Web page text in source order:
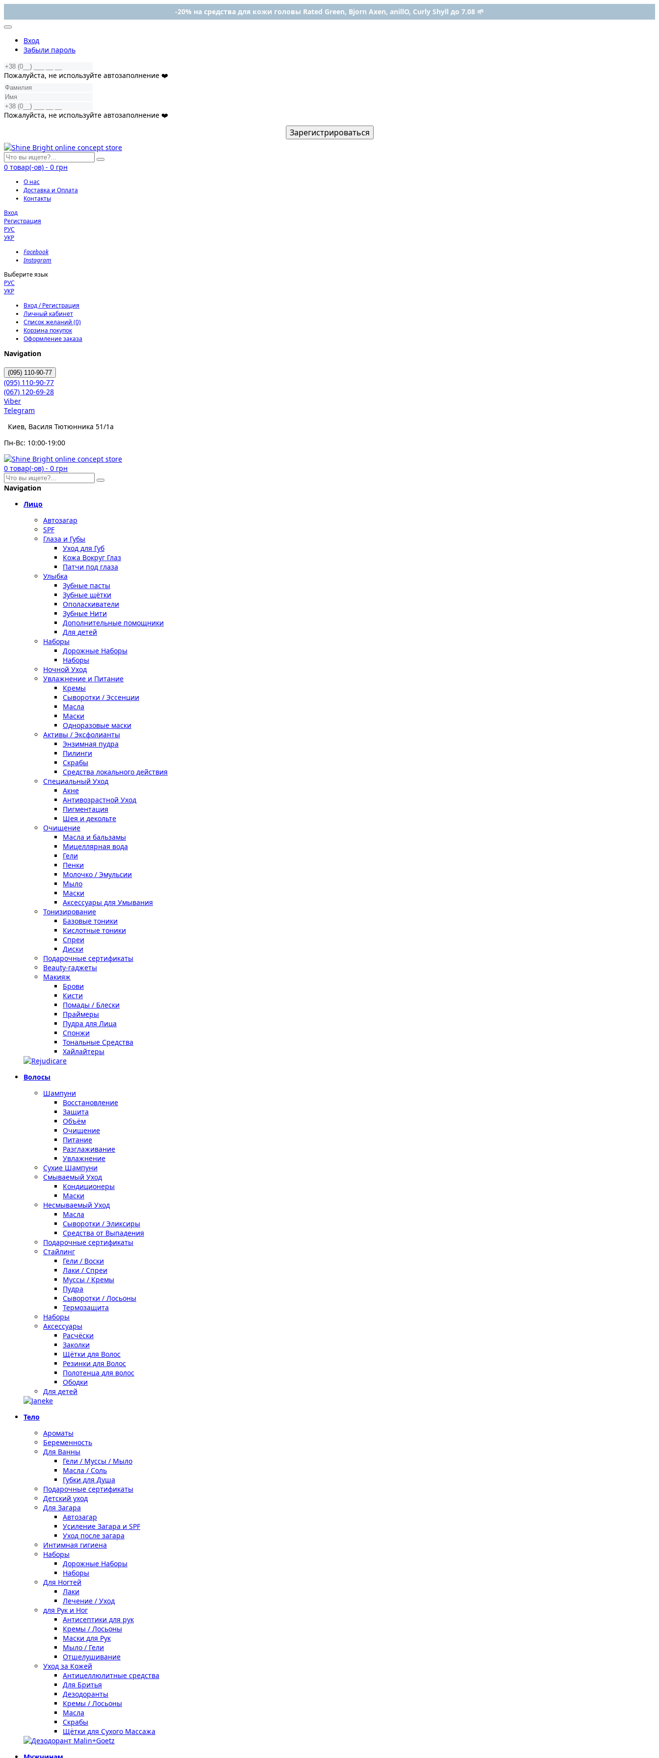
-20% на средства для кожи головы Rated Green, Bjorn Axen, anillO, Curly Shyll до 7.08 🌱
Вход
Забыли пароль
Пожалуйста, не используйте автозаполнение ❤️
Пожалуйста, не используйте автозаполнение ❤️
Зарегистрироваться
0 товар(-ов) - 0 грн
О нас
Доставка и Оплата
Контакты
Вход
Регистрация
РУС
УКР
Facebook
Instagram
Выберите язык
РУС
УКР
Вход / Регистрация
Личный кабинет
Список желаний (0)
Корзина покупок
Оформление заказа
Navigation
(095) 110-90-77
(095) 110-90-77
(067) 120-69-28
Viber
Telegram
Киев, Василя Тютюнника 51/1а
Пн-Вс: 10:00-19:00
0 товар(-ов) - 0 грн
Navigation
Лицо
Автозагар
SPF
Глаза и Губы
Уход для Губ
Кожа Вокруг Глаз
Патчи под глаза
Улыбка
Зубные пасты
Зубные щётки
Ополаскиватели
Зубные Нити
Дополнительные помощники
Для детей
Наборы
Дорожные Наборы
Наборы
Ночной Уход
Увлажнение и Питание
Кремы
Сыворотки / Эссенции
Масла
Маски
Одноразовые маски
Активы / Эксфолианты
Энзимная пудра
Пилинги
Скрабы
Средства локального действия
Специальный Уход
Акне
Антивозрастной Уход
Пигментация
Шея и декольте
Очищение
Масла и бальзамы
Мицеллярная вода
Гели
Пенки
Молочко / Эмульсии
Мыло
Маски
Аксессуары для Умывания
Тонизирование
Базовые тоники
Кислотные тоники
Спреи
Диски
Подарочные сертификаты
Beauty-гаджеты
Макияж
Брови
Кисти
Помады / Блески
Праймеры
Пудра для Лица
Спонжи
Тональные Средства
Хайлайтеры
Волосы
Шампуни
Восстановление
Защита
Объём
Очищение
Питание
Разглаживание
Увлажнение
Сухие Шампуни
Смываемый Уход
Кондиционеры
Маски
Несмываемый Уход
Масла
Сыворотки / Эликсиры
Средства от Выпадения
Подарочные сертификаты
Стайлинг
Гели / Воски
Лаки / Спреи
Муссы / Кремы
Пудра
Сыворотки / Лосьоны
Термозащита
Наборы
Аксессуары
Расчёски
Заколки
Щётки для Волос
Резинки для Волос
Полотенца для волос
Ободки
Для детей
Тело
Ароматы
Беременность
Для Ванны
Гели / Муссы / Мыло
Масла / Соль
Губки для Душа
Подарочные сертификаты
Детский уход
Для Загара
Автозагар
Усиление Загара и SPF
Уход после загара
Интимная гигиена
Наборы
Дорожные Наборы
Наборы
Для Ногтей
Лаки
Лечение / Уход
для Рук и Ног
Антисептики для рук
Кремы / Лосьоны
Маски для Рук
Мыло / Гели
Отшелушивание
Уход за Кожей
Антицеллюлитные средства
Для Бритья
Дезодоранты
Кремы / Лосьоны
Масла
Скрабы
Щётки для Сухого Массажа